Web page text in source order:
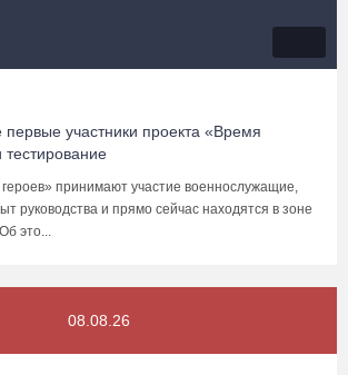
участники проекта «Время
принимают участие военнослужащие,
руководства и прямо сейчас находятся в зоне
это...
08.08.26